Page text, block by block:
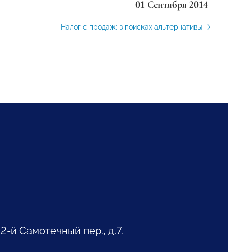
01 Сентября 2014
Налог с продаж: в поисках альтернативы
й Самотечный пер., д.7.